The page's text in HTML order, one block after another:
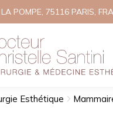
POMPE, 75116 PARIS,
Esthétique